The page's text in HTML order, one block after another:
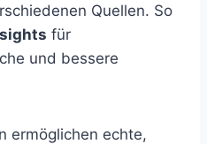
Quellen. So
für
und bessere
ermöglichen echte,